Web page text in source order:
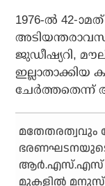
1976-ല്‍ 42-
ജുഡീഷ്യറി,
ഇല്ലാതാക്കിയ
ചേര്‍ത്തതെന്ന്
ആര്‍.എസ്.എസ്
മുകളില്‍